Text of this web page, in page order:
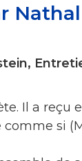
Il a reçu
comme si